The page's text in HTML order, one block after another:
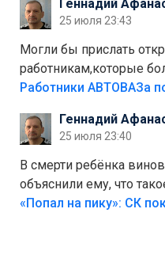
Штрафы мизерные.
Геннадий
25 июля 23:43
Могли бы прислать
работникам,которые
на предприятии.
Работники АВТОВАЗа
Геннадий
25 июля 23:40
В смерти ребёнка
объяснили ему, что
Лезть через такой